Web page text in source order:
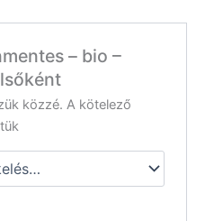
– bio –
közzé. A kötelező